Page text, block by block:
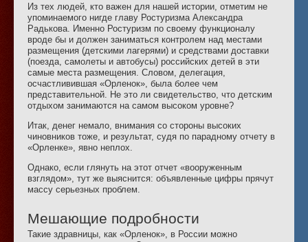
Из тех людей, кто важен для нашей истории, отметим не
упоминаемого нигде главу Ростуризма Александра
Радькова. Именно Ростуризм по своему функционалу
вроде бы и должен заниматься контролем над местами
размещения (детскими лагерями) и средствами доставки
(поезда, самолеты и автобусы) российских детей в эти
самые места размещения. Словом, делегация,
осчастливившая «Орленок», была более чем
представительной. Не это ли свидетельство, что детским
отдыхом занимаются на самом высоком уровне?
Итак, денег немало, внимания со стороны высоких
чиновников тоже, и результат, судя по парадному отчету в
«Орленке», явно неплох.
Однако, если глянуть на этот отчет «вооруженным
взглядом», тут же выяснится: объявленные цифры прячут
массу серьезных проблем.
Мешающие подробности
Такие здравницы, как «Орленок», в России можно